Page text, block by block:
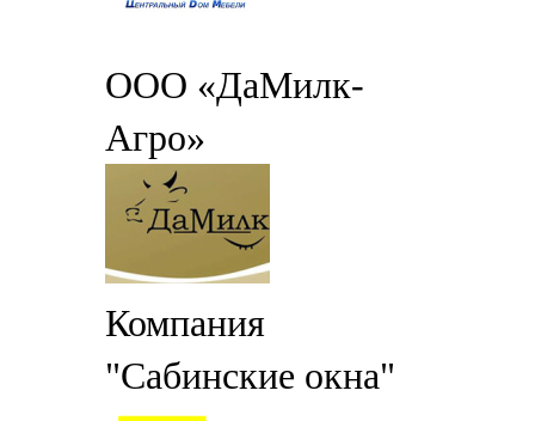
ООО «ДаМилк-
Агро»
Компания
"Сабинские окна"